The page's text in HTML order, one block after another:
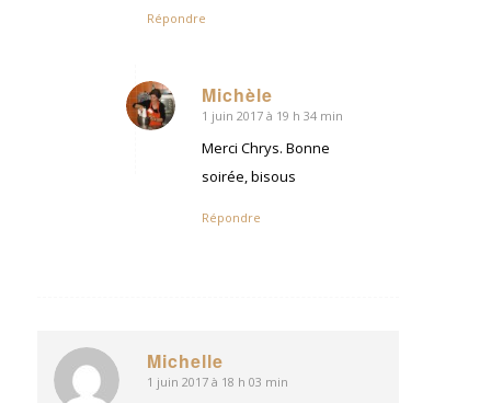
Répondre
Michèle
dit
1 juin 2017 à 19 h 34 min
Merci Chrys. Bonne
soirée, bisous
Répondre
Michelle
dit
1 juin 2017 à 18 h 03 min